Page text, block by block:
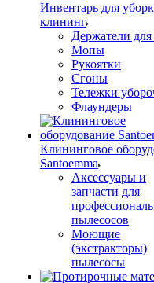
Инвентарь для
клининг
Держатели
Мопы
Рукоятки
Сгоны
Тележки
Флаундеры
Клининговое
Santoemma
Аксессуары и
запчасти для
пылесосов
Моющие
(экстракторы)
пылесосы